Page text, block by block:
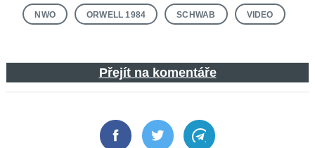
NWO ORWELL 1984 SCHWAB VIDEO
Přejít na komentáře
FacebookTwitter Telegram